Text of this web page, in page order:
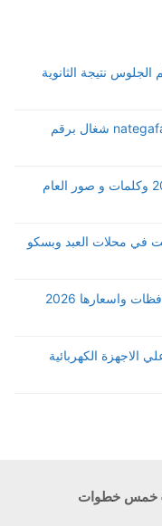
الصف الثالث الثانوي 2026 برقم الجلوس نتيجة الثانوية
رابط نتيجة الدبلومات الفنية 2026 nategafany.emis شغال برقم
رسائل تهنئة رأس السنة الهجرية 1448- 2027 وكلمات و صور العام
وعلب البسكويت في محلات العبد وبسكو
اجمل أماكن خروجة العيد في القاهرة والمحافظات واسعارها 2026
في عيد الأم علي الاجهزة الكهربائية